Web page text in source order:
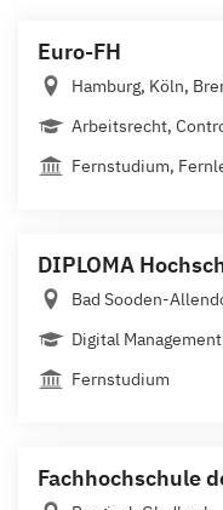
Euro-FH
Hamburg, Köln,
Arbeitsrecht,
Fernstudium,
DIPLOMA
Bad Sooden-
Digital
Fernstudium
Fachhochschule